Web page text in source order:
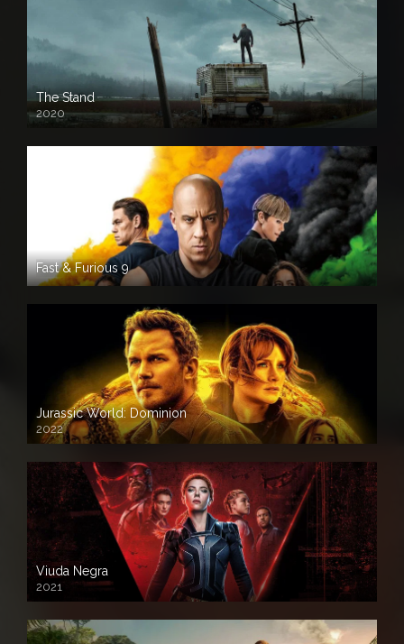
The Stand
2020
Fast & Furious 9
Jurassic World: Dominion
2022
Viuda Negra
2021